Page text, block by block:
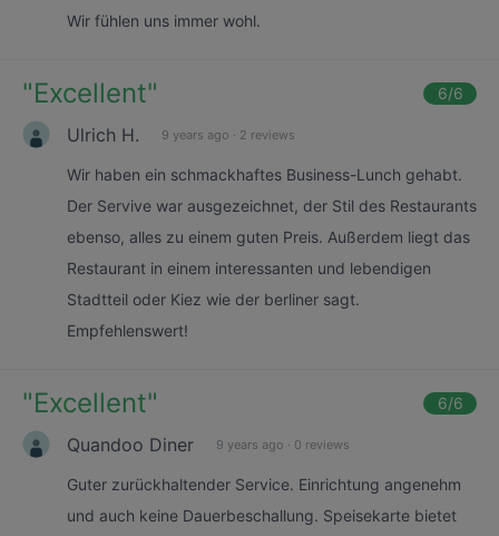
Wir fühlen uns immer wohl.
"Excellent" 6/6
Ulrich H. 9 years ago · 2 reviews
Wir haben ein schmackhaftes Business-Lunch gehabt.
Der Servive war ausgezeichnet, der Stil des Restaurants
ebenso, alles zu einem guten Preis. Außerdem liegt das
Restaurant in einem interessanten und lebendigen
Stadtteil oder Kiez wie der berliner sagt.
Empfehlenswert!
"Excellent" 6/6
Quandoo Diner 9 years ago · 0 reviews
Guter zurückhaltender Service. Einrichtung angenehm
und auch keine Dauerbeschallung. Speisekarte bietet